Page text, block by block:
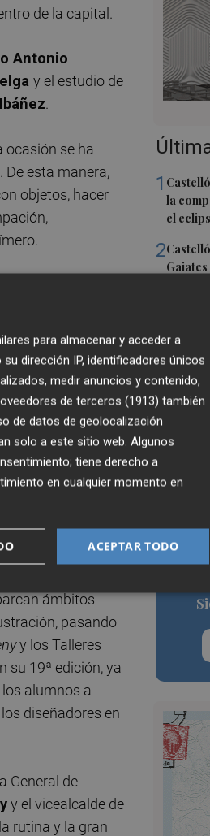
1
la
el
2
4 El
31 % la
de
5
El
para la
de la capital.
Antonio
y el estudio de
.
ocasión se ha
De esta manera,
objetos, hacer
ámbitos
pasando
y los Talleres
su 19ª edición, ya
alumnos a
diseñadores en
General de
y el vicealcalde de
rutina y la gran
para almacenar y acceder a
dirección IP, identificadores únicos
medir anuncios y contenido,
de terceros (1913) también
de datos de geolocalización
solo a este sitio web. Algunos
tiene derecho a
en cualquier momento en
ACEPTAR TODO